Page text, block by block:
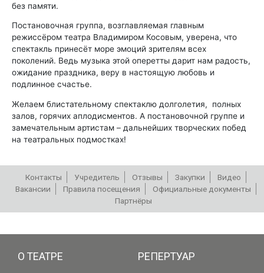
без памяти.
Постановочная группа, возглавляемая главным
режиссёром театра Владимиром Косовым, уверена, что
спектакль принесёт море эмоций зрителям всех
поколений. Ведь музыка этой оперетты дарит нам радость,
ожидание праздника, веру в настоящую любовь и
подлинное счастье.
Желаем блистательному спектаклю долголетия, полных
залов, горячих аплодисментов. А постановочной группе и
замечательным артистам – дальнейших творческих побед
на театральных подмостках!
Контакты Учредитель Отзывы Закупки
Видео
Вакансии
Правила посещения
Официальные документы
Партнёры
О ТЕАТРЕ РЕПЕРТУАР